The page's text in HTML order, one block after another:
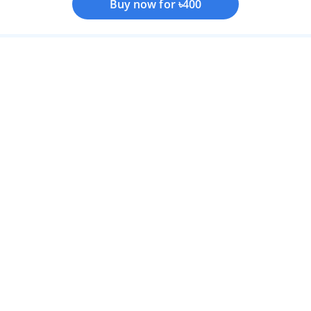
Buy now for ৳400
Buy now for ৳400